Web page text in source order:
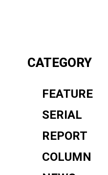
CATEGORY
FEATURE
SERIAL
REPORT
COLUMN